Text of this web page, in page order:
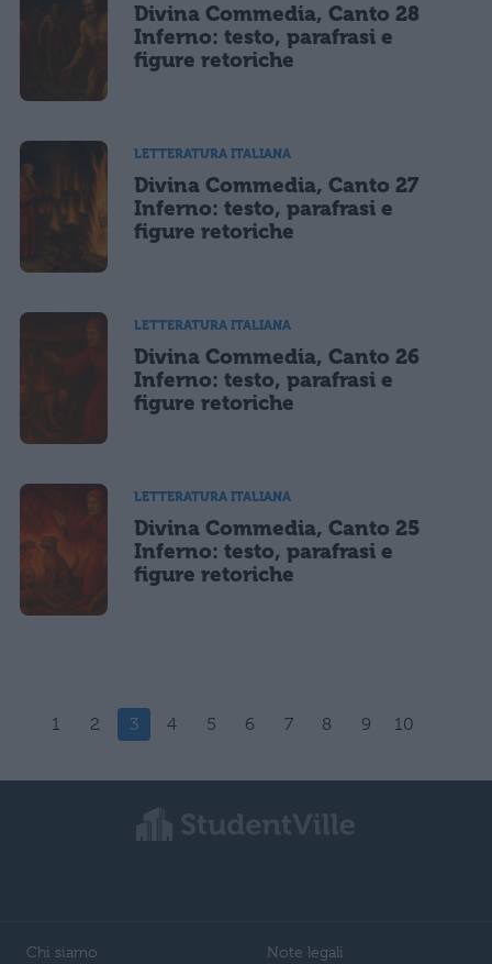
Divina Commedia, Canto 28
Inferno: testo, parafrasi e
figure retoriche
LETTERATURA ITALIANA
Divina Commedia, Canto 27
Inferno: testo, parafrasi e
figure retoriche
LETTERATURA ITALIANA
Divina Commedia, Canto 26
Inferno: testo, parafrasi e
figure retoriche
LETTERATURA ITALIANA
Divina Commedia, Canto 25
Inferno: testo, parafrasi e
figure retoriche
1 2 3 4 5 6 7 8 9 10
Chi siamo Note legali